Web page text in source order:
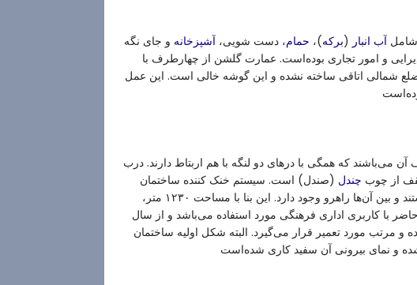
آب انبار (برکه)، حمام، دست شویی، آشپزخانه و جای نگه
و امور تجاری بوده‌است. عمارت گلشن از چهارطرف با
شمالی اتاقی ساخته نشده و این گوشه خالی است. این عمل
می‌باشند که همگی با درهای دو لنگه با هم اربتاط دارند. درب
از چوب چندل (صندل) است. سیستم خنک کننده ساختمان
وجود درهای متعدد است. بیش تر اتاق‌ها پنج دری هستند و بین آن‌ها راهرو وجود دارد. این بنا با مساحت ۱۲۳۰ متر،
۱۰۴۱ متر مربع در حال حاضر با کاربری اداری فرهنگی مورد استفاده می‌باشد و از سال
و مرتب مورد تعمیر قرار می‌گیرد. البته شکل اولیه ساختمان
و نمای بیرونی آن سفید کاری شده‌است